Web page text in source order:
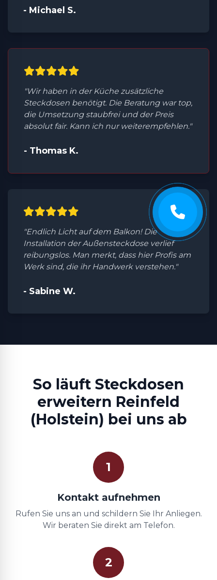
- Michael S.
"Wir haben in der Küche zusätzliche
Steckdosen benötigt. Die Beratung war top,
die Umsetzung staubfrei und der Preis
absolut fair. Kann ich nur weiterempfehlen."
- Thomas K.
"Endlich Licht auf dem Balkon! Die
Installation der Außensteckdose verlief
reibungslos. Man merkt, dass hier Profis am
Werk sind, die ihr Handwerk verstehen."
- Sabine W.
So läuft Steckdosen
erweitern Reinfeld
(Holstein) bei uns ab
1
Kontakt aufnehmen
Rufen Sie uns an und schildern Sie Ihr Anliegen.
Wir beraten Sie direkt am Telefon.
2